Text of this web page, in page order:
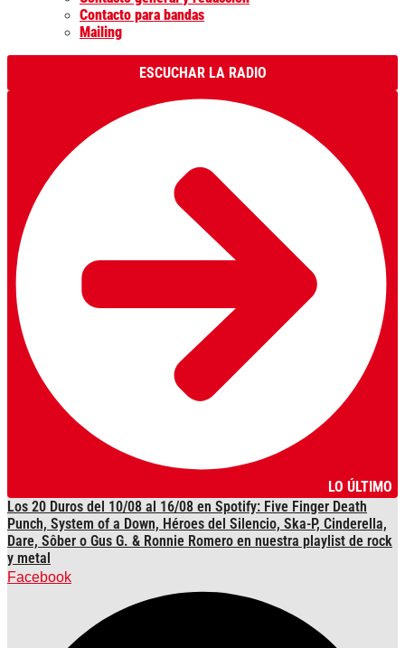
Contacto para bandas
Mailing
ESCUCHAR LA RADIO
LO ÚLTIMO
Los 20 Duros del 10/08 al 16/08 en Spotify: Five Finger Death
Punch, System of a Down, Héroes del Silencio, Ska-P, Cinderella,
Dare, Sôber o Gus G. & Ronnie Romero en nuestra playlist de rock
y metal
Facebook